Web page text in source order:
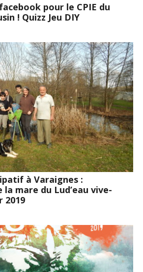
pour le CPIE du
! Quizz Jeu DIY
à Varaignes :
mare du Lud’eau vive-
2019